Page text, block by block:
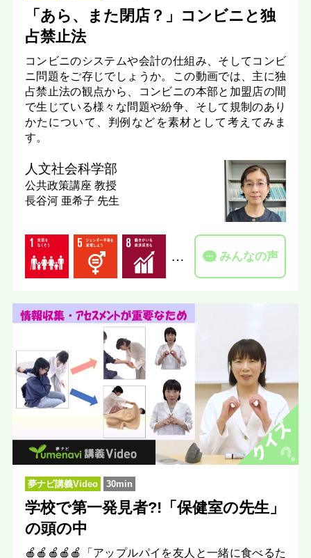
「あら、また閉店？」コンビニと独
占禁止法
コンビニのシステムや会計の仕組み、そしてコンビ
ニ問題をご存じでしょうか。この動画では、主に独
占禁止法の観点から、コンビニの本部と加盟店の間
で生じている様々な問題や紛争、そして規制のあり
かたについて、判例などを素材として考えてみま
す。
人文社会科学部
公共政策講座 教授
長谷河 亜希子 先生
… みんなの声
夢ナビ講義Video 30min
学校で第一発見者?!「保健室の先生」
の頭の中
🍎🍎🍎🍎🍎「アップルパイを友人と一緒に食べるた